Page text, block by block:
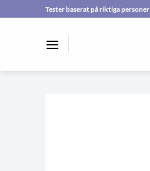
to
Tester baserat på riktiga personer